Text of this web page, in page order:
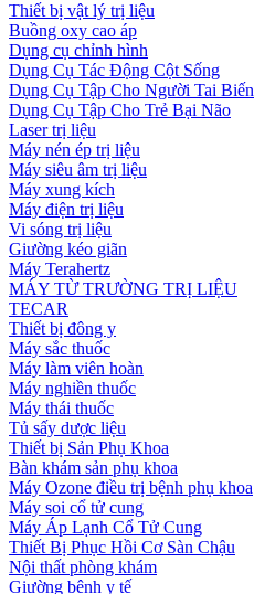
Thiết bị vật lý trị liệu
Buồng oxy cao áp
Dụng cụ chỉnh hình
Dụng Cụ Tác Động Cột Sống
Dụng Cụ Tập Cho Người Tai Biến
Dụng Cụ Tập Cho Trẻ Bại Não
Laser trị liệu
Máy nén ép trị liệu
Máy siêu âm trị liệu
Máy xung kích
Máy điện trị liệu
Vi sóng trị liệu
Giường kéo giãn
Máy Terahertz
MÁY TỪ TRƯỜNG TRỊ LIỆU
TECAR
Thiết bị đông y
Máy sắc thuốc
Máy làm viên hoàn
Máy nghiền thuốc
Máy thái thuốc
Tủ sấy dược liệu
Thiết bị Sản Phụ Khoa
Bàn khám sản phụ khoa
Máy Ozone điều trị bệnh phụ khoa
Máy soi cổ tử cung
Máy Áp Lạnh Cổ Tử Cung
Thiết Bị Phục Hồi Cơ Sàn Chậu
Nội thất phòng khám
Giường bệnh y tế